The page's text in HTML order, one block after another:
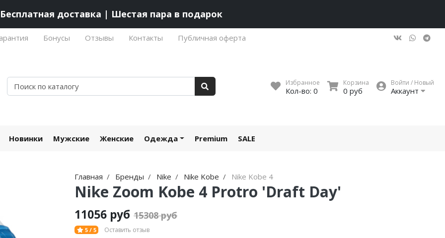
Бесплатная доставка | Шестая пара в подарок
Бонусы Отзывы Контакты Публичная оферта
Избранное
Кол-во: 0
Корзина
0 руб
Войти / Новый
Аккаунт
Новинки Мужские Женские Одежда Premium SALE
Главная Бренды Nike Nike Kobe Nike Kobe 4
Nike Zoom Kobe 4 Protro 'Draft Day'
11056 руб 15308 руб
5 / 5 Оставить отзыв